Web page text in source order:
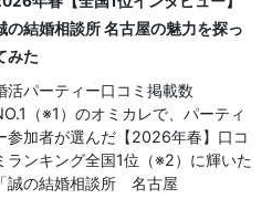
の結婚相談所 名古屋の魅力を探っ
みた
活パーティー口コミ掲載数
（※1）のオミカレで、パーティ
参加者が選んだ【2026年春】口コ
ランキング全国1位（※2）に輝いた
「誠の結婚相談所 名古屋